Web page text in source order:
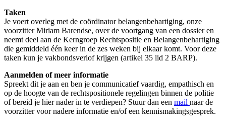
Taken
Je voert overleg met de coördinator belangenbehartiging, onze
voorzitter Miriam Barendse, over de voortgang van een dossier en
neemt deel aan de Kerngroep Rechtspositie en Belangenbehartiging
die gemiddeld één keer in de zes weken bij elkaar komt. Voor deze
taken kun je vakbondsverlof krijgen (artikel 35 lid 2 BARP).
Aanmelden of meer informatie
Spreekt dit je aan en ben je communicatief vaardig, empathisch en
op de hoogte van de rechtspositionele regelingen binnen de politie
of bereid je hier nader in te verdiepen? Stuur dan een mail naar de
voorzitter voor nadere informatie en/of een kennismakingsgesprek.